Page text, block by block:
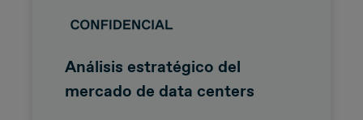
Análisis estratégico del
mercado de data centers